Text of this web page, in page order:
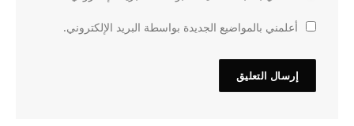
أعلمني بالمواضيع الجديدة بواسطة البريد الإلكتروني.